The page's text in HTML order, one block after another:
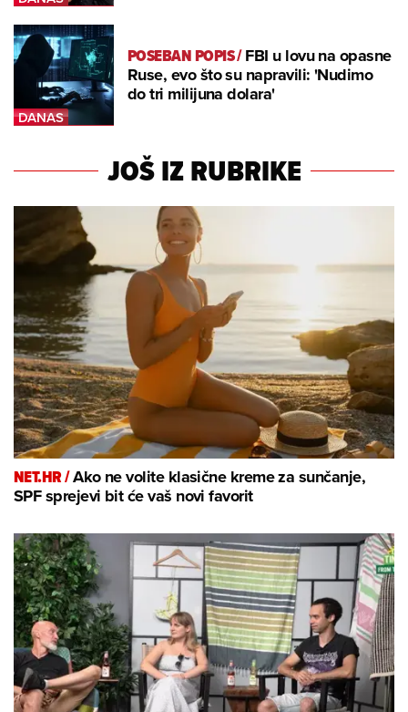
POSEBAN POPIS/FBI u lovu na opasne
Ruse, evo što su napravili: 'Nudimo
do tri milijuna dolara'
JOŠ IZ RUBRIKE
NET.HR /Ako ne volite klasične kreme za sunčanje,
SPF sprejevi bit će vaš novi favorit